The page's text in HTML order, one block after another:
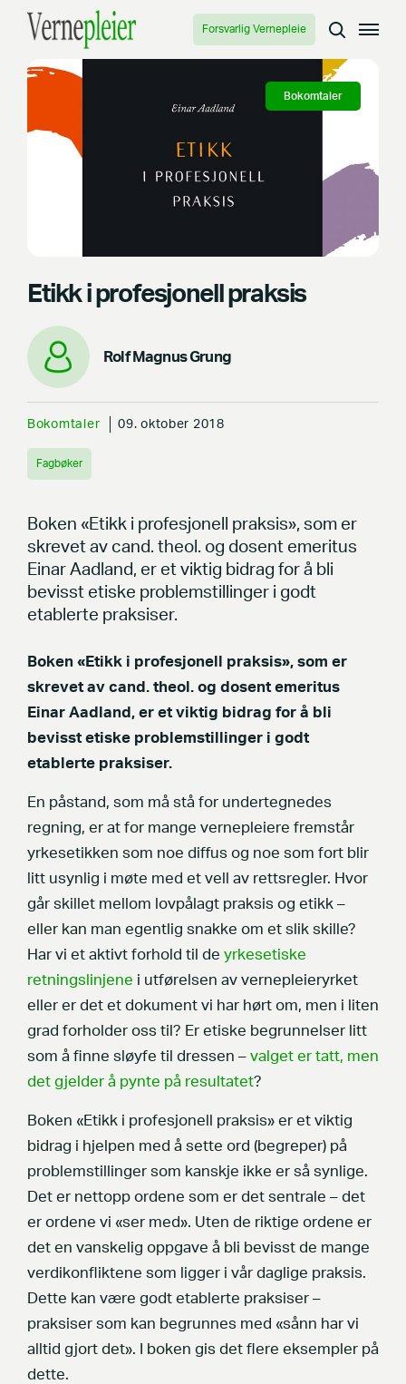
Forsvarlig Vernepleie
Bokomtaler
Etikk i profesjonell praksis
Rolf Magnus Grung
Bokomtaler 09. oktober 2018
Fagbøker
Boken «Etikk i profesjonell praksis», som er
skrevet av cand. theol. og dosent emeritus
Einar Aadland, er et viktig bidrag for å bli
bevisst etiske problemstillinger i godt
etablerte praksiser.
Boken «Etikk i profesjonell praksis», som er
skrevet av cand. theol. og dosent emeritus
Einar Aadland, er et viktig bidrag for å bli
bevisst etiske problemstillinger i godt
etablerte praksiser.
En påstand, som må stå for undertegnedes
regning, er at for mange vernepleiere fremstår
yrkesetikken som noe diffus og noe som fort blir
litt usynlig i møte med et vell av rettsregler. Hvor
går skillet mellom lovpålagt praksis og etikk –
eller kan man egentlig snakke om et slik skille?
Har vi et aktivt forhold til de yrkesetiske
retningslinjene i utførelsen av vernepleieryrket
eller er det et dokument vi har hørt om, men i liten
grad forholder oss til? Er etiske begrunnelser litt
som å finne sløyfe til dressen – valget er tatt, men
det gjelder å pynte på resultatet?
Boken «Etikk i profesjonell praksis» er et viktig
bidrag i hjelpen med å sette ord (begreper) på
problemstillinger som kanskje ikke er så synlige.
Det er nettopp ordene som er det sentrale – det
er ordene vi «ser med». Uten de riktige ordene er
det en vanskelig oppgave å bli bevisst de mange
verdikonfliktene som ligger i vår daglige praksis.
Dette kan være godt etablerte praksiser –
praksiser som kan begrunnes med «sånn har vi
alltid gjort det». I boken gis det flere eksempler på
dette.